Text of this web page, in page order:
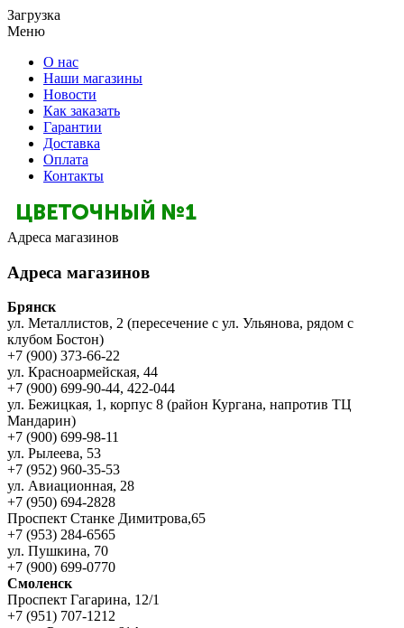
Загрузка
Меню
О нас
Наши магазины
Новости
Как заказать
Гарантии
Доставка
Оплата
Контакты
Адреса магазинов
Адреса магазинов
Брянск
ул. Металлистов, 2 (пересечение с ул. Ульянова, рядом с
клубом Бостон)
+7 (900) 373-66-22
ул. Красноармейская, 44
+7 (900) 699-90-44, 422-044
ул. Бежицкая, 1, корпус 8 (район Кургана, напротив ТЦ
Мандарин)
+7 (900) 699-98-11
ул. Рылеева, 53
+7 (952) 960-35-53
ул. Авиационная, 28
+7 (950) 694-2828
Проспект Станке Димитрова,65
+7 (953) 284-6565
ул. Пушкина, 70
+7 (900) 699-0770
Смоленск
Проспект Гагарина, 12/1
+7 (951) 707-1212